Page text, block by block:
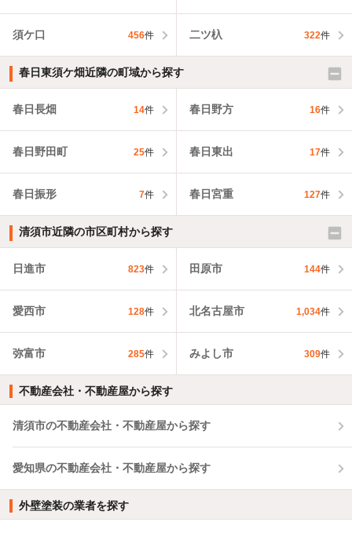
須ケ口 456件 二ツ杁 322件
春日東須ケ畑近隣の町域から探す
春日長畑 14件 春日野方 16件
春日野田町 25件 春日東出 17件
春日振形 7件 春日宮重 127件
清須市近隣の市区町村から探す
日進市 823件 田原市 144件
愛西市 128件 北名古屋市 1,034件
弥富市 285件 みよし市 309件
不動産会社・不動産屋から探す
清須市の不動産会社・不動産屋から探す
愛知県の不動産会社・不動産屋から探す
外壁塗装の業者を探す